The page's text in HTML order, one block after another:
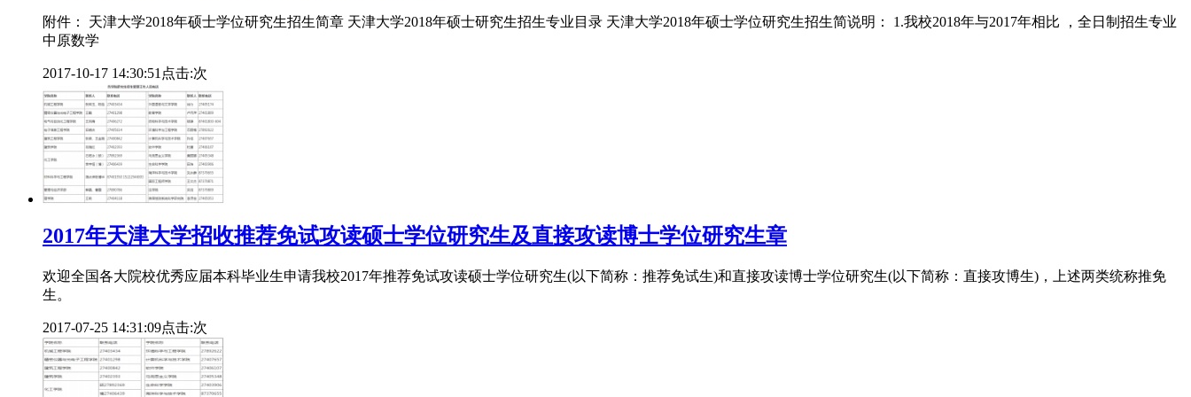
附件： 天津大学2018年硕士学位研究生招生简章 天津大学2018年硕士研究生招生专业目录 天津大学2018年硕士学位研究生招生简说明： 1.我校2018年与2017年相比 ，全日制招生专业
中原数学
2017-10-17 14:30:51 点击:次
2017年天津大学招收推荐免试攻读硕士学位研究生及直接攻读博士学位研究生章
欢迎全国各大院校优秀应届本科毕业生申请我校2017年推荐免试攻读硕士学位研究生(以下简称：推荐免试生)和直接攻读博士学位研究生(以下简称：直接攻博生)，上述两类统称推免
生。
2017-07-25 14:31:09点击:次